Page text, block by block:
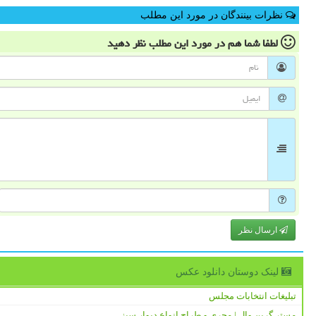
نظرات بینندگان در مورد این مطلب
لطفا شما همدر مورد این مطلبنظر دهید
ارسال نظر
لینک دوستان دانلود عكس
تبلیغات انتخابات مجلس